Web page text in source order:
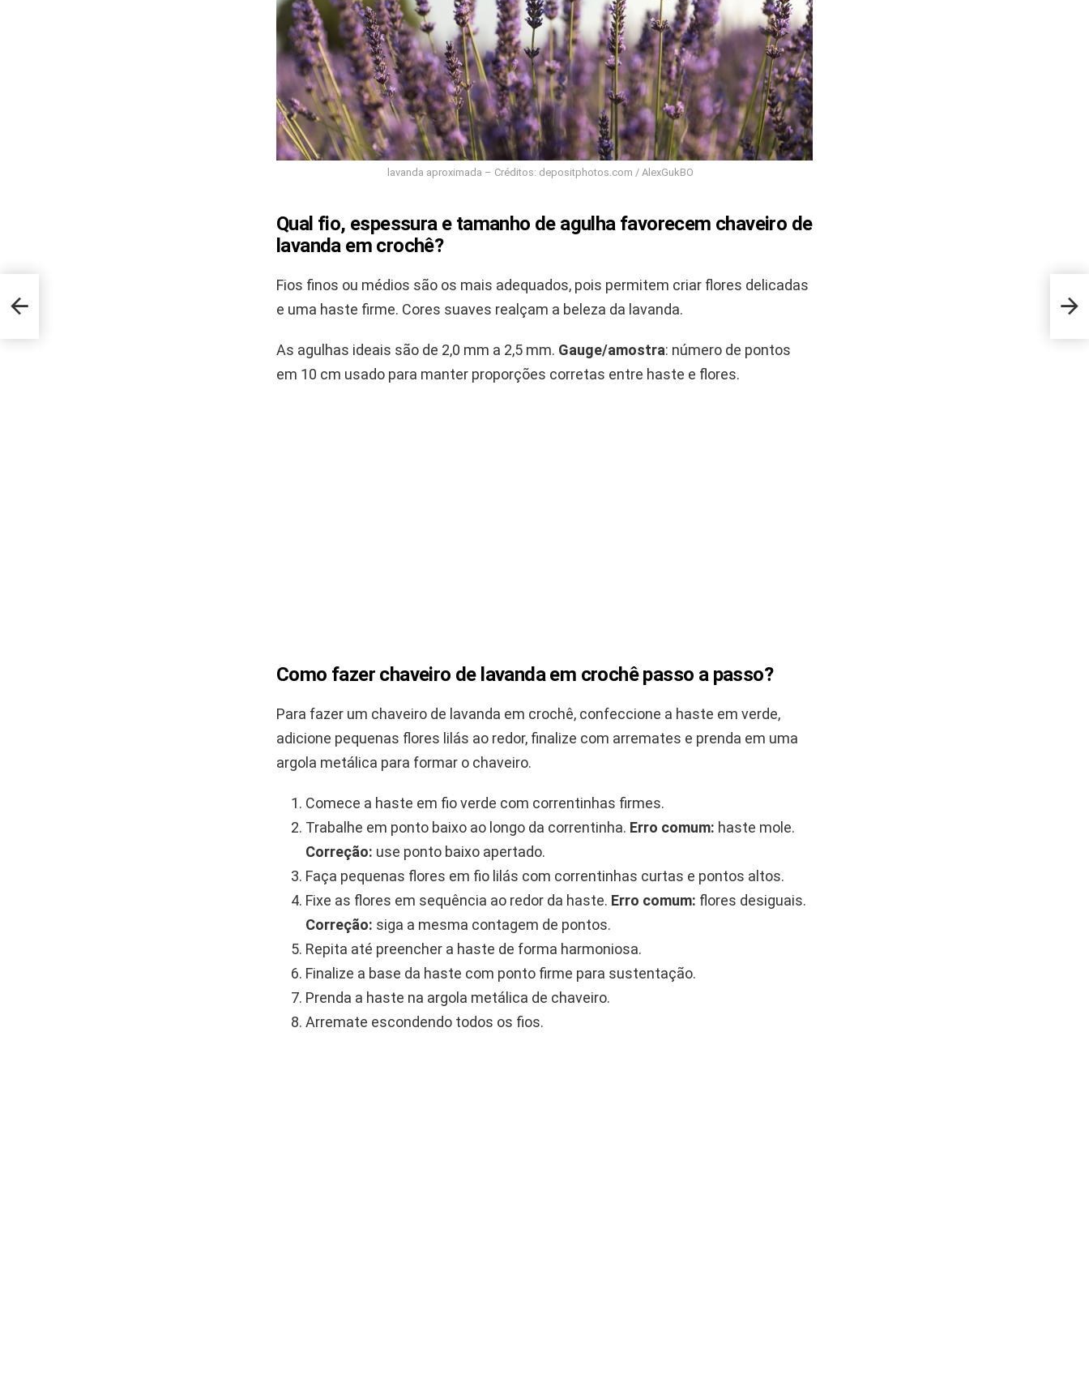
lavanda aproximada – Créditos: depositphotos.com / AlexGukBO
Qual fio, espessura e tamanho de agulha favorecem chaveiro de
lavanda em crochê?
Fios finos ou médios são os mais adequados, pois permitem criar flores delicadas
e uma haste firme. Cores suaves realçam a beleza da lavanda.
As agulhas ideais são de 2,0 mm a 2,5 mm. Gauge/amostra: número de pontos
em 10 cm usado para manter proporções corretas entre haste e flores.
Como fazer chaveiro de lavanda em crochê passo a passo?
Para fazer um chaveiro de lavanda em crochê, confeccione a haste em verde,
adicione pequenas flores lilás ao redor, finalize com arremates e prenda em uma
argola metálica para formar o chaveiro.
Comece a haste em fio verde com correntinhas firmes.
Trabalhe em ponto baixo ao longo da correntinha. Erro comum: haste mole.
Correção: use ponto baixo apertado.
Faça pequenas flores em fio lilás com correntinhas curtas e pontos altos.
Fixe as flores em sequência ao redor da haste. Erro comum: flores desiguais.
Correção: siga a mesma contagem de pontos.
Repita até preencher a haste de forma harmoniosa.
Finalize a base da haste com ponto firme para sustentação.
Prenda a haste na argola metálica de chaveiro.
Arremate escondendo todos os fios.